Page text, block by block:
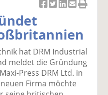
k
el
a
uf
F
ac
k
el
t
wi
tt
er
k
el
a
uf
Li
n
k
el
p
er
E
m
k
el
D
ru
ck
hat DRM Industrial
meldet die Gründung
Press DRM Ltd. in
Firma möchte